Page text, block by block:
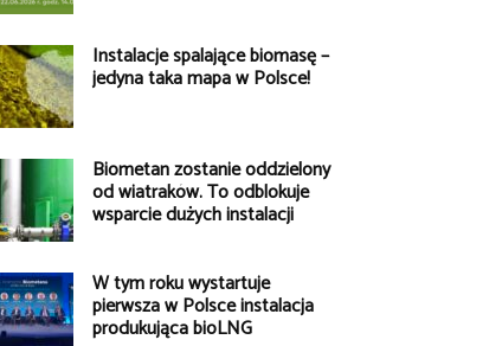
Instalacje spalające biomasę –
jedyna taka mapa w Polsce!
Biometan zostanie oddzielony
od wiatraków. To odblokuje
wsparcie dużych instalacji
W tym roku wystartuje
pierwsza w Polsce instalacja
produkująca bioLNG